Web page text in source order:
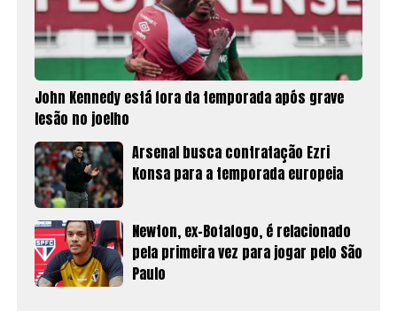
John Kennedy está fora da temporada após grave
lesão no joelho
Arsenal busca contratação Ezri
Konsa para a temporada europeia
Newton, ex-Botafogo, é relacionado
pela primeira vez para jogar pelo São
Paulo